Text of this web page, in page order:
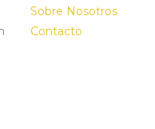
Sobre Nosotros
Contacto